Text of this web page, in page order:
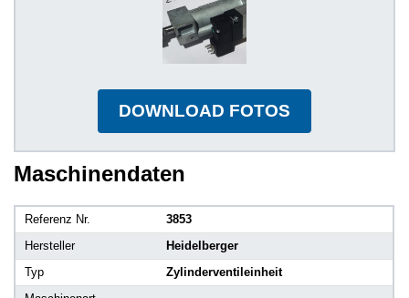
DOWNLOAD FOTOS
Maschinendaten
Referenz Nr.
3853
Hersteller
Heidelberger
Typ
Zylinderventileinheit